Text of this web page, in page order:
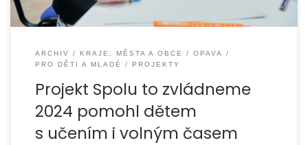
ARCHIV KRAJE, MĚSTA A OBCE
OPAVA
PRO DĚTI A MLADÉ
PROJEKTY
Projekt Spolu to zvládneme
2024 pomohl dětem
s učením i volným časem